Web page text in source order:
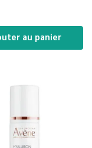
au panier